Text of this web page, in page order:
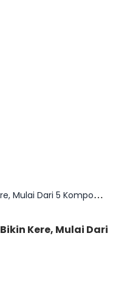
Modifikasi Motor Kece Nggak Bikin Kere, Mulai Dari 5 Komponen Ini Sob!
Kere, Mulai Dari